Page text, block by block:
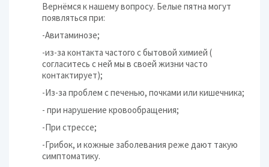
Вернёмся к нашему вопросу. Белые пятна могут
появляться при:
-Авитаминозе;
-из-за контакта частого с бытовой химией (
согласитесь с ней мы в своей жизни часто
контактирует);
-Из-за проблем с печенью, почками или кишечника;
- при нарушение кровообращения;
-При стрессе;
-Грибок, и кожные заболевания реже дают такую
симптоматику.